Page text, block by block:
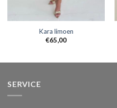
Kara limoen
€65,00
SERVICE